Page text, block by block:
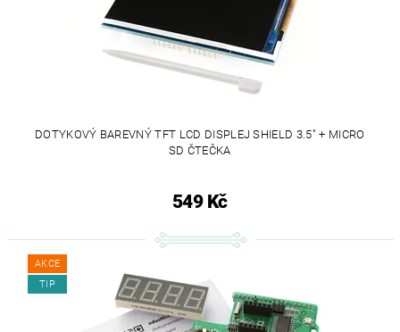
DOTYKOVÝ BAREVNÝ TFT LCD DISPLEJ SHIELD 3.5" + MICRO
SD ČTEČKA
549 Kč
AKCE
TIP